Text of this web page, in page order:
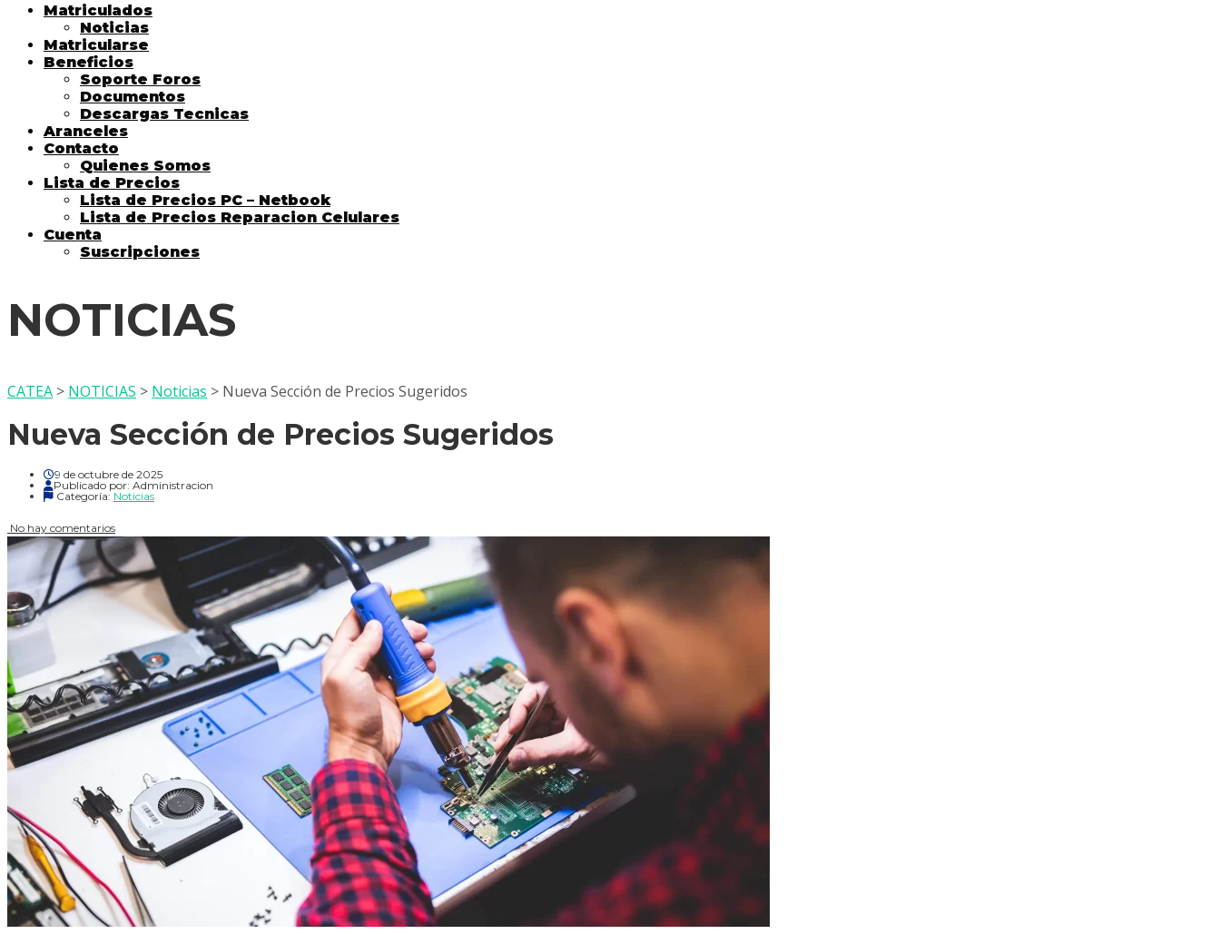
Matriculados
Noticias
Matricularse
Beneficios
Soporte Foros
Documentos
Descargas Tecnicas
Aranceles
Contacto
Quienes Somos
Lista de Precios
Lista de Precios PC – Netbook
Lista de Precios Reparacion Celulares
Cuenta
Suscripciones
NOTICIAS
CATEA > NOTICIAS > Noticias > Nueva Sección de Precios Sugeridos
Nueva Sección de Precios Sugeridos
9 de octubre de 2025
Publicado por: Administracion
Categoría: Noticias
No hay comentarios